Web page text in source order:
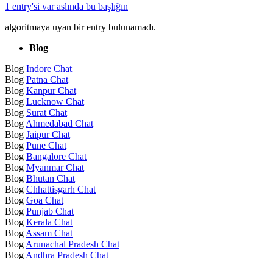
1 entry'si var aslında bu başlığın
algoritmaya uyan bir entry bulunamadı.
Blog
Blog Indore Chat
Blog Patna Chat
Blog Kanpur Chat
Blog Lucknow Chat
Blog Surat Chat
Blog Ahmedabad Chat
Blog Jaipur Chat
Blog Pune Chat
Blog Bangalore Chat
Blog Myanmar Chat
Blog Bhutan Chat
Blog Chhattisgarh Chat
Blog Goa Chat
Blog Punjab Chat
Blog Kerala Chat
Blog Assam Chat
Blog Arunachal Pradesh Chat
Blog Andhra Pradesh Chat